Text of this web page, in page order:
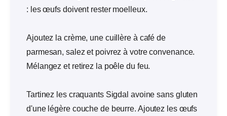
: les œufs doivent rester moelleux.
Ajoutez la crème, une cuillère à café de
parmesan, salez et poivrez à votre convenance.
Mélangez et retirez la poêle du feu.
Tartinez les craquants Sigdal avoine sans gluten
d'une légère couche de beurre. Ajoutez les œufs